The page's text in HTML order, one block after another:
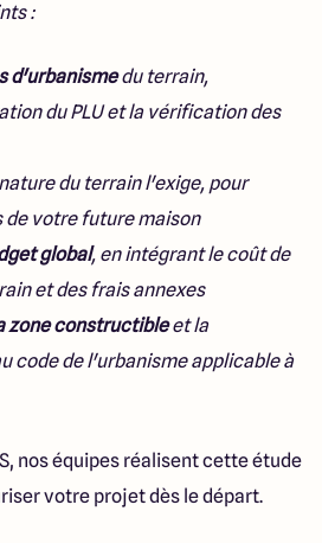
:
d'urbanismedu terrain,
du PLU et la vérification des
du terrain l'exige, pour
votre future maison
global, en intégrant le coût de
et des frais annexes
zone constructibleet la
code de l'urbanisme applicable à
nos équipes réalisent cette étude
votre projet dès le départ.